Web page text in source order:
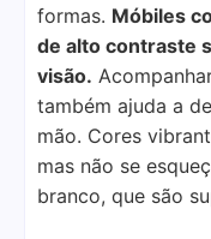
formas. Móbiles
de alto contraste
visão.
também ajuda a
mão. Cores
mas não se
branco, que são